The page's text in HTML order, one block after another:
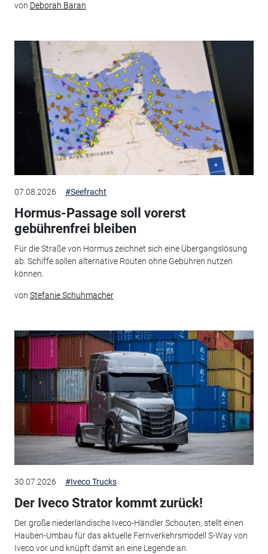
von Deborah Baran
07.08.2026 #Seefracht
Hormus-Passage soll vorerst
gebührenfrei bleiben
Für die Straße von Hormus zeichnet sich eine Übergangslösung
ab. Schiffe sollen alternative Routen ohne Gebühren nutzen
können.
von Stefanie Schuhmacher
30.07.2026 #Iveco Trucks
Der Iveco Strator kommt zurück!
Der große niederländische Iveco-Händler Schouten, stellt einen
Hauben-Umbau für das aktuelle Fernverkehrsmodell S-Way von
Iveco vor und knüpft damit an eine Legende an.